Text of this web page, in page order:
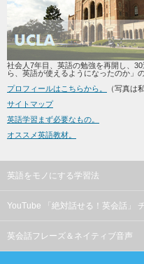
社会人7年目、英語の勉強を再開し、
ら、英語が使えるようになったのか」
プロフィールはこちらから。
（写真は
サイトマップ
英語学習まず必要なもの。
オススメ英語教材。
英語をモノにする学習法
YouTube 「絶対話せる！英会話」
英会話フレーズ＆ネイティブ音声